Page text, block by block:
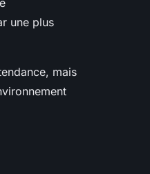
une plus
mais